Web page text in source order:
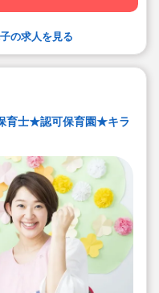
の求人を見る
育士★認可保育園★キラ